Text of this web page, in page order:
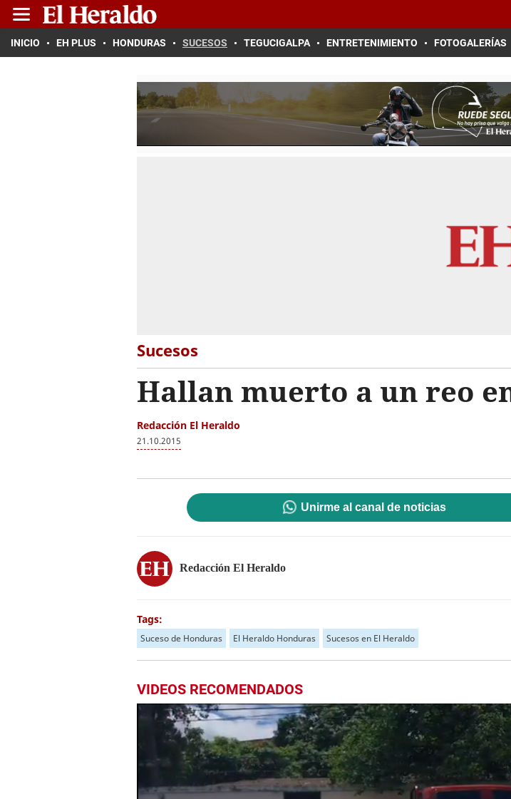
INICIO EH PLUS HONDURAS SUCESOS TEGUCIGALPA ENTRETENIMIENTO FOTOGALERÍAS
Sucesos
Hallan muerto a un reo
Redacción El Heraldo
21.10.2015
Unirme al canal de noticias
Redacción El Heraldo
Tags:
Suceso de Honduras El Heraldo Honduras Sucesos en El Heraldo
VIDEOS RECOMENDADOS